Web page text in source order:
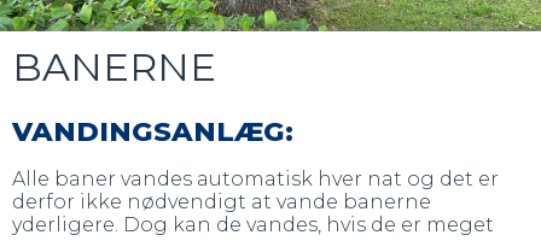
BANERNE
VANDINGSANLÆG:
Alle baner vandes automatisk hver nat og det er
derfor ikke nødvendigt at vande banerne
yderligere. Dog kan de vandes, hvis de er meget